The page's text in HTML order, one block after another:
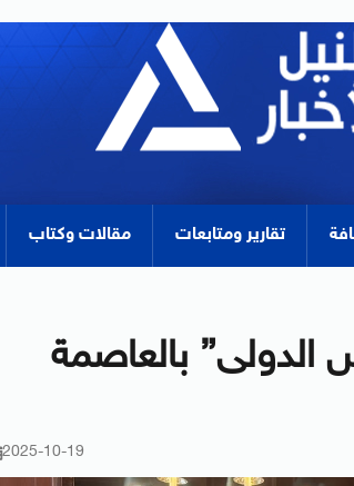
تقارير ومتابعات مقالات وكتاب
الدولى” بالعاصمة
2025-10-19